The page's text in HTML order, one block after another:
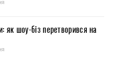
як шоу-біз перетворився на